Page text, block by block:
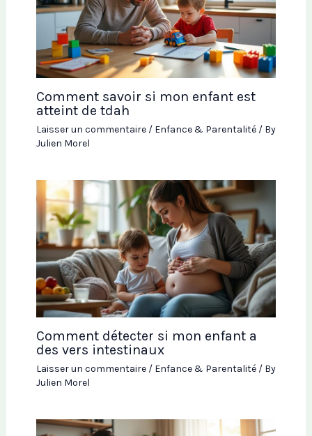
Comment savoir si mon enfant est
atteint de tdah
Laisser un commentaire / Enfance & Parentalité/ By
Julien Morel
Comment détecter si mon enfant a
des vers intestinaux
Laisser un commentaire / Enfance & Parentalité/ By
Julien Morel